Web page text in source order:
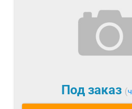
Под заказ (